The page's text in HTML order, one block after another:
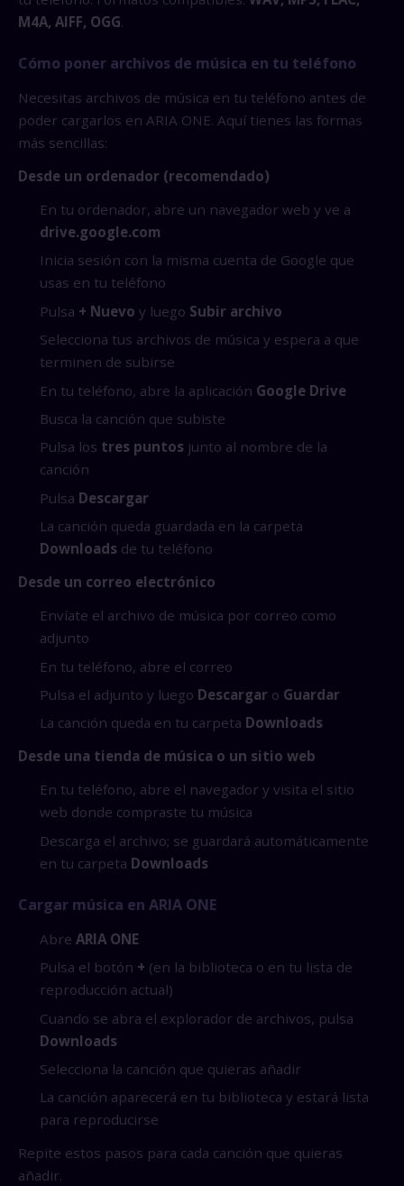
M4A, AIFF, OGG.
Cómo poner archivos de música en tu teléfono
Necesitas archivos de música en tu teléfono antes de
poder cargarlos en ARIA ONE. Aquí tienes las formas
más sencillas:
Desde un ordenador (recomendado)
En tu ordenador, abre un navegador web y ve a
drive.google.com
Inicia sesión con la misma cuenta de Google que
usas en tu teléfono
Pulsa + Nuevo y luego Subir archivo
Selecciona tus archivos de música y espera a que
terminen de subirse
En tu teléfono, abre la aplicación Google Drive
Busca la canción que subiste
Pulsa los tres puntos junto al nombre de la
canción
Pulsa Descargar
La canción queda guardada en la carpeta
Downloads de tu teléfono
Desde un correo electrónico
Envíate el archivo de música por correo como
adjunto
En tu teléfono, abre el correo
Pulsa el adjunto y luego Descargar o Guardar
La canción queda en tu carpeta Downloads
Desde una tienda de música o un sitio web
En tu teléfono, abre el navegador y visita el sitio
web donde compraste tu música
Descarga el archivo; se guardará automáticamente
en tu carpeta Downloads
Cargar música en ARIA ONE
Abre ARIA ONE
Pulsa el botón + (en la biblioteca o en tu lista de
reproducción actual)
Cuando se abra el explorador de archivos, pulsa
Downloads
Selecciona la canción que quieras añadir
La canción aparecerá en tu biblioteca y estará lista
para reproducirse
Repite estos pasos para cada canción que quieras
añadir.